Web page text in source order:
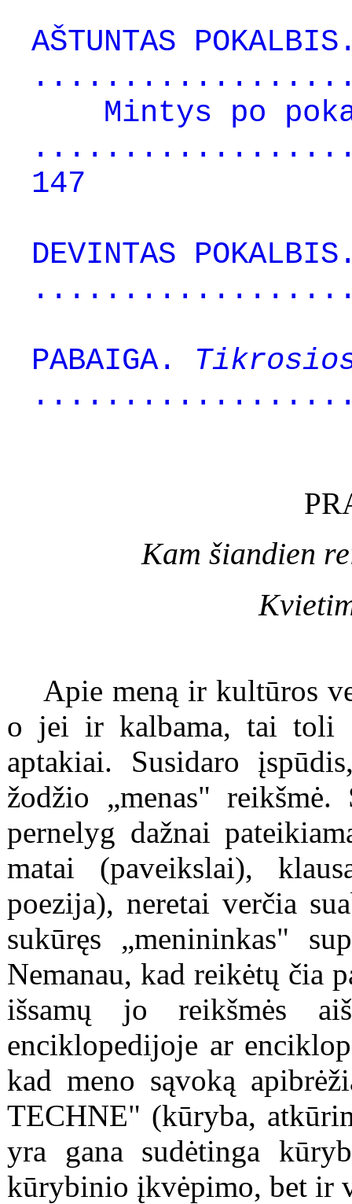
AŠTUNTAS
Mintys po
147
DEVINTAS
PABAIGA.
Kam šiandien
Apie meną ir kultūros
o jei ir kalbama, tai toli
aptakiai. Susidaro
žodžio „menas"
pernelyg dažnai
matai (paveikslai),
poezija), neretai verčia
sukūręs „menininkas"
Nemanau, kad reikėtų čia
išsamų jo reikšmės
enciklopedijoje ar
kad meno sąvoką
TECHNE" (kūryba,
yra gana sudėtinga
kūrybinio įkvėpimo, bet ir